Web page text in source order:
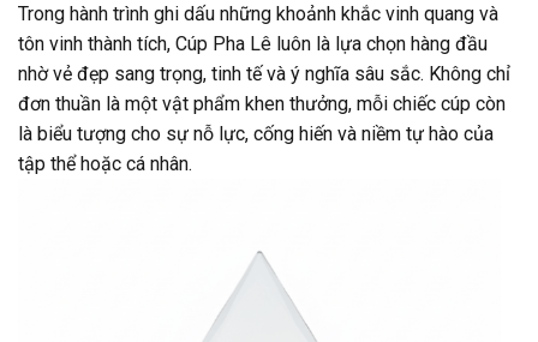
Trong hành trình ghi dấu những khoảnh khắc vinh quang và
tôn vinh thành tích, Cúp Pha Lê luôn là lựa chọn hàng đầu
nhờ vẻ đẹp sang trọng, tinh tế và ý nghĩa sâu sắc. Không chỉ
đơn thuần là một vật phẩm khen thưởng, mỗi chiếc cúp còn
là biểu tượng cho sự nỗ lực, cống hiến và niềm tự hào của
tập thể hoặc cá nhân.